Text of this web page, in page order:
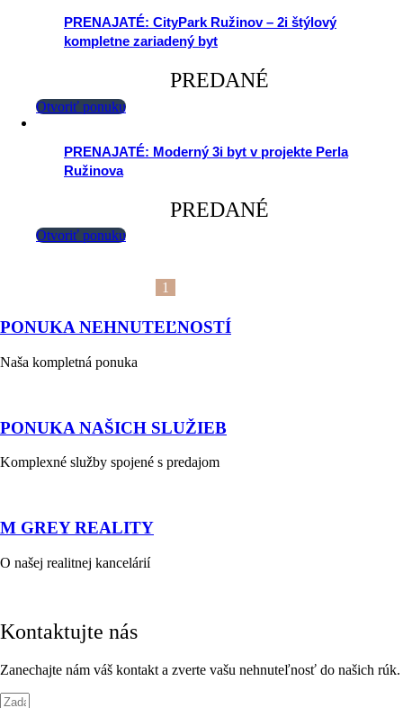
PRENAJATÉ: CityPark Ružinov – 2i štýlový
kompletne zariadený byt
PREDANÉ
Otvoriť ponuku
PRENAJATÉ: Moderný 3i byt v projekte Perla
Ružinova
PREDANÉ
Otvoriť ponuku
1
PONUKA NEHNUTEĽNOSTÍ
Naša kompletná ponuka
PONUKA NAŠICH SLUŽIEB
Komplexné služby spojené s predajom
M GREY REALITY
O našej realitnej kancelárií
Kontaktujte nás
Zanechajte nám váš kontakt a zverte vašu nehnuteľnosť do našich rúk.